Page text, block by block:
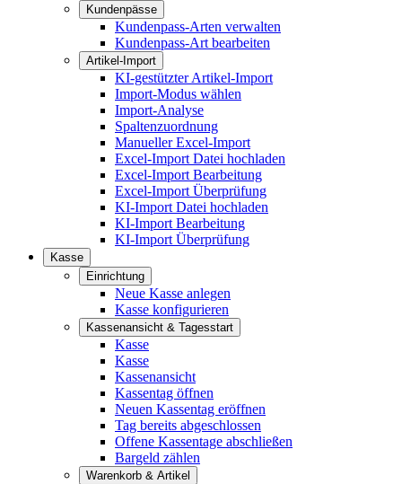
Kundenpässe
Kundenpass-Arten verwalten
Kundenpass-Art bearbeiten
Artikel-Import
KI-gestützter Artikel-Import
Import-Modus wählen
Import-Analyse
Spaltenzuordnung
Manueller Excel-Import
Excel-Import Datei hochladen
Excel-Import Bearbeitung
Excel-Import Überprüfung
KI-Import Datei hochladen
KI-Import Bearbeitung
KI-Import Überprüfung
Kasse
Einrichtung
Neue Kasse anlegen
Kasse konfigurieren
Kassenansicht & Tagesstart
Kasse
Kasse
Kassenansicht
Kassentag öffnen
Neuen Kassentag eröffnen
Tag bereits abgeschlossen
Offene Kassentage abschließen
Bargeld zählen
Warenkorb & Artikel